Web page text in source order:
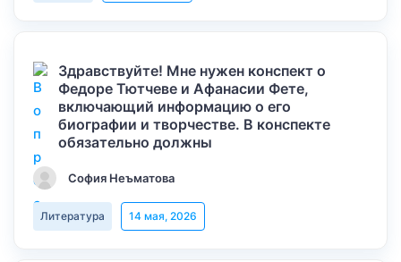
Здравствуйте! Мне нужен конспект о
Федоре Тютчеве и Афанасии Фете,
включающий информацию о его
биографии и творчестве. В конспекте
обязательно должны
София Неъматова
Литература 14 мая, 2026